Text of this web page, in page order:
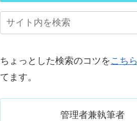
ちょっとした検索のコツを こちら
てます。
管理者兼執筆者